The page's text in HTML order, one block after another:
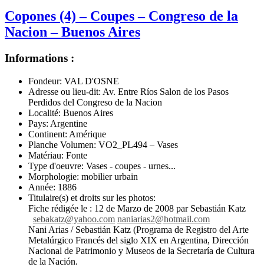
Copones (4) – Coupes – Congreso de la
Nacion – Buenos Aires
Informations :
Fondeur: VAL D'OSNE
Adresse ou lieu-dit: Av. Entre Ríos Salon de los Pasos
Perdidos del Congreso de la Nacion
Localité: Buenos Aires
Pays: Argentine
Continent: Amérique
Planche Volumen: VO2_PL494 – Vases
Matériau: Fonte
Type d'oeuvre: Vases - coupes - urnes...
Morphologie: mobilier urbain
Année: 1886
Titulaire(s) et droits sur les photos:
Fiche rédigée le : 12 de Marzo de 2008 par Sebastián Katz
sebakatz@yahoo.com naniarias2@hotmail.com
Nani Arias / Sebastián Katz (Programa de Registro del Arte
Metalúrgico Francés del siglo XIX en Argentina, Dirección
Nacional de Patrimonio y Museos de la Secretaría de Cultura
de la Nación.